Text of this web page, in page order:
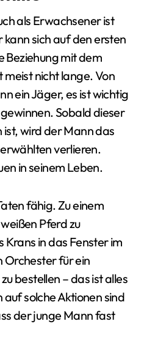
als Erwachsener ist
sich auf den ersten
Beziehung mit dem
nicht lange. Von
ein Jäger, es ist wichtig
Sobald dieser
ist, wird der Mann das
verlieren.
in seinem Leben.
fähig. Zu einem
Pferd zu
Krans in das Fenster im
Orchester für ein
bestellen – das ist alles
auf solche Aktionen sind
der junge Mann fast